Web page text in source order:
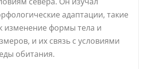
адаптации, такие
изменение формы тела и
и их связь с условиями
обитания.